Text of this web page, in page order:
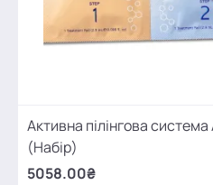
Активна пілінгова система
(Набір)
5058.00₴